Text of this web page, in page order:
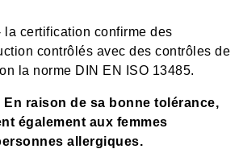
la certification confirme des
contrôlés avec des contrôles de
la norme DIN EN ISO 13485.
En raison de sa bonne tolérance,
également aux femmes
allergiques.